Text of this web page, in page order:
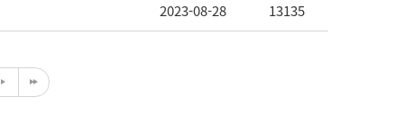
2023-08-28 13135